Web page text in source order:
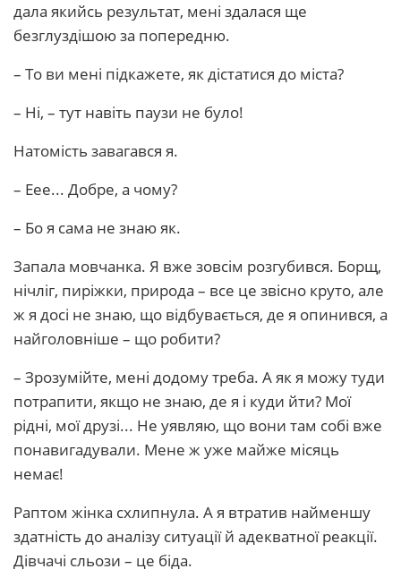
дала якийсь результат, мені здалася ще
безглуздішою за попередню.
– То ви мені підкажете, як дістатися до міста?
– Ні, – тут навіть паузи не було!
Натомість завагався я.
– Еее... Добре, а чому?
– Бо я сама не знаю як.
Запала мовчанка. Я вже зовсім розгубився. Борщ,
нічліг, пиріжки, природа – все це звісно круто, але
ж я досі не знаю, що відбувається, де я опинився, а
найголовніше – що робити?
– Зрозумійте, мені додому треба. А як я можу туди
потрапити, якщо не знаю, де я і куди йти? Мої
рідні, мої друзі... Не уявляю, що вони там собі вже
понавигадували. Мене ж уже майже місяць
немає!
Раптом жінка схлипнула. А я втратив найменшу
здатність до аналізу ситуації й адекватної реакції.
Дівчачі сльози – це біда.